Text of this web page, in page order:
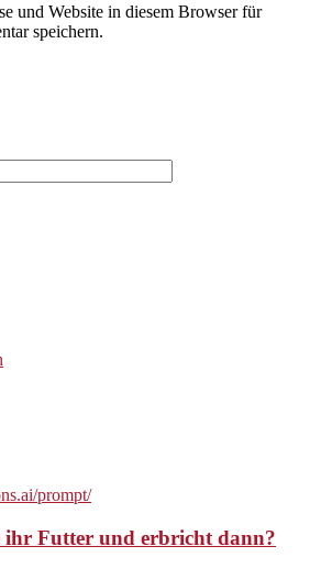
und Website in diesem Browser für
speichern.
ihr Futter und erbricht dann?